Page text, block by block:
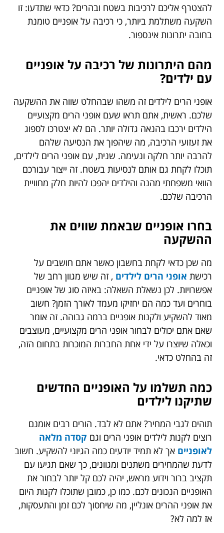
להצטרף אליכם לרכיבות בשטח ובהרים? כדאי שתדעו: זו
השקעה משתלמת ביותר, כי רכיבה על אופניים טומנת
בחובה יתרונות אינספור.
מהם היתרונות של רכיבה על אופניים
עם ילדים?
אופני הרים לילדים זה משהו שבהחלט שווה את ההשקעה
שלכם. ראשית, אתם תראו שעם אופני הרים מקצועיים
הילדים ירכבו בהנאה גדולה יותר. הם לא יצטרכו לספוג
את זעזועי הרכיבה, מה שיהפוך את הנסיעה שלהם
להרבה יותר חלקה ונעימה. שנית, עם אופני הרים לילדים,
תוכלו לקחת גם אותם לנסיעות בשטח. זה ייצור עבורכם
הוואי משפחתי מהנה והילדים יהפכו להיות חלק מחוויית
הרכיבה שלכם.
בחרו אופניים שבאמת שווים את
ההשקעה
מה שכן כדאי לקחת בחשבון כאשר אתם חושבים על
רכישת אופני הרים לילדים , זה שיש מגוון רחב של
אפשרויות. לכן נשאלת השאלה: באיזה סוג של אופניים
בוחרים ועד כמה הם יחזיקו מעמד לאורך הזמן? חשוב
מאוד להשקיע ולקנות אופניים ברמה גבוהה. זה אומר
שאם אתם יכולים לבחור אופני הרים מקצועיים, מעוצבים
וכאלה שיוצרו על ידי אחת החברות המוכרות בתחום הזה,
זה בהחלט כדאי.
כמה תשלמו על האופניים החדשים
שתיקנו לילדים
תוהים לגבי המחיר? אתם לא לבד. הורים רבים אומנם
רוצים לקנות לילדים אופני הרים וגם קסדה מלאה
לאופניים אך לא תמיד יודעים כמה הגיוני להשקיע. חשוב
לדעת שהמחירים משתנים ומגוונים, כך שאם תגיעו עם
תקציב ברור וידוע מראש, יהיה לכם קל יותר לבחור את
האופניים הנכונים לכם. כמו כן, כמובן שתוכלו לקנות היום
את אופני ההרים אונליין, מה שיחסוך לכם זמן והתעסקות,
אז למה לא?